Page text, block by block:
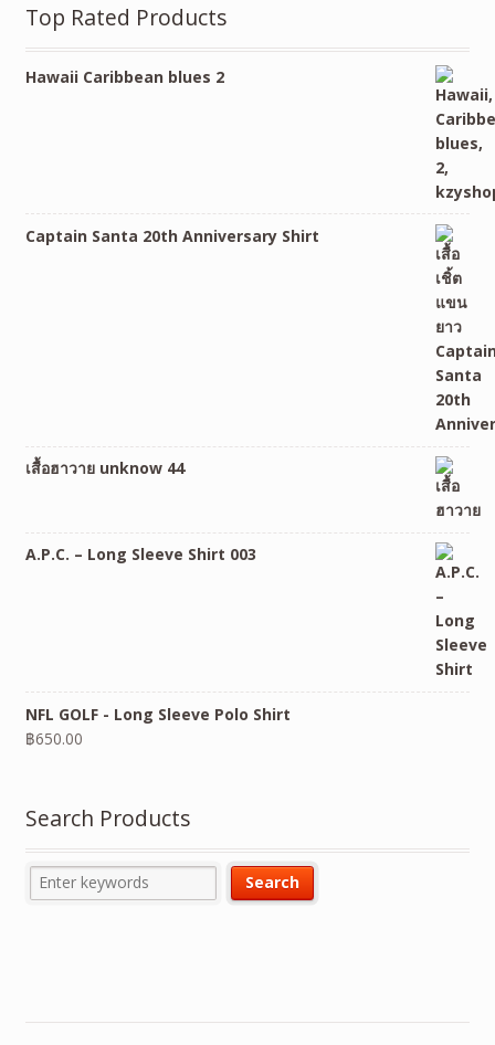
Top Rated Products
Hawaii Caribbean blues 2
Captain Santa 20th Anniversary Shirt
เสื้อฮาวาย unknow 44
A.P.C. – Long Sleeve Shirt 003
NFL GOLF - Long Sleeve Polo Shirt
฿650.00
Search Products